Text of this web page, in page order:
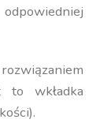
wkładka